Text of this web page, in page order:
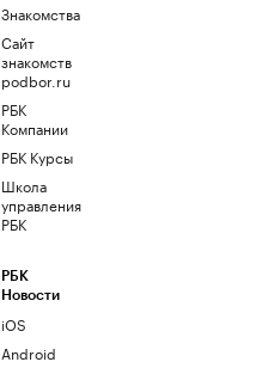
Знакомства
Сайт
знакомств
podbor.ru
РБК
Компании
РБК Курсы
Школа
управления
РБК
РБК
Новости
iOS
Android